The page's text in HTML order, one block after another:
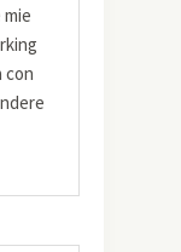
con